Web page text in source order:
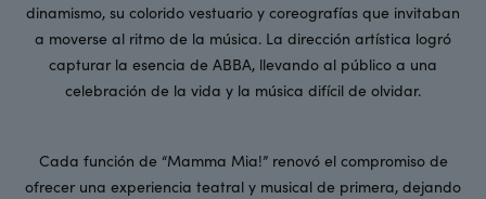
dinamismo, su colorido vestuario y coreografías que invitaban
a moverse al ritmo de la música. La dirección artística logró
capturar la esencia de ABBA, llevando al público a una
celebración de la vida y la música difícil de olvidar.
Cada función de “Mamma Mia!” renovó el compromiso de
ofrecer una experiencia teatral y musical de primera, dejando